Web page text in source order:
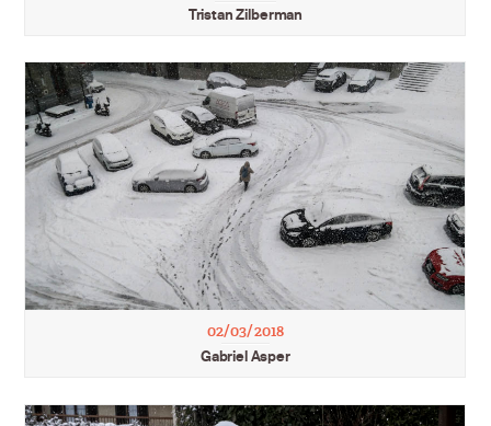
Tristan Zilberman
02/03/2018
Gabriel Asper